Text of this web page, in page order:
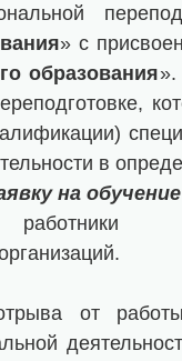
» с
образования
в
на обучение
от